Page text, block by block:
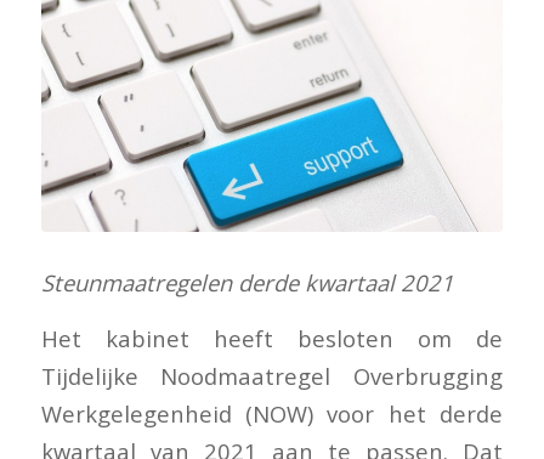
Steunmaatregelen derde kwartaal 2021
Het kabinet heeft besloten om de
Tijdelijke Noodmaatregel Overbrugging
Werkgelegenheid (NOW) voor het derde
kwartaal van 2021 aan te passen. Dat